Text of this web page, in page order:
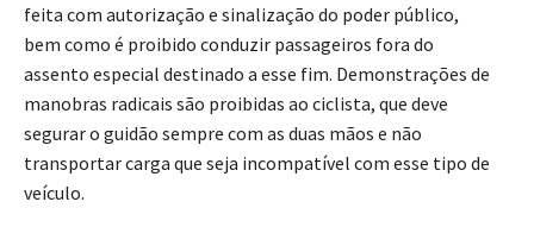
feita com autorização e sinalização do poder público,
bem como é proibido conduzir passageiros fora do
assento especial destinado a esse fim. Demonstrações de
manobras radicais são proibidas ao ciclista, que deve
segurar o guidão sempre com as duas mãos e não
transportar carga que seja incompatível com esse tipo de
veículo.